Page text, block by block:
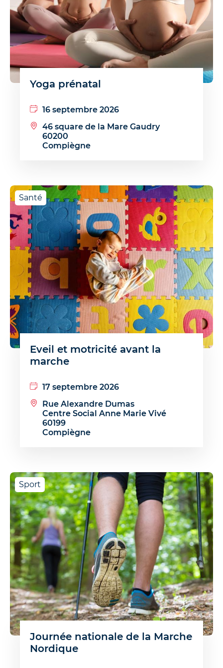
Yoga prénatal
16 septembre 2026
46 square de la Mare Gaudry
60200
Compiègne
Santé
Eveil et motricité avant la
marche
17 septembre 2026
Rue Alexandre Dumas
Centre Social Anne Marie Vivé
60199
Compiègne
Sport
Journée nationale de la Marche
Nordique